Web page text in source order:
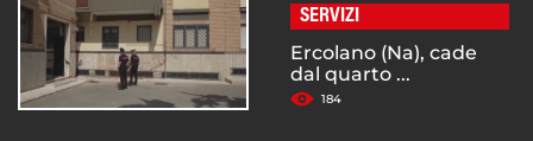
SERVIZI
Ercolano (Na), cade
dal quarto ...
184